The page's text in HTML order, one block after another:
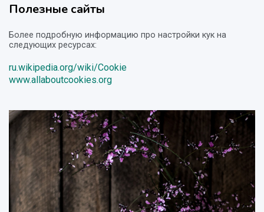
Полезные сайты
Более подробную информацию про настройки кук на
следующих ресурсах:
ru.wikipedia.org/wiki/Cookie
www.allaboutcookies.org